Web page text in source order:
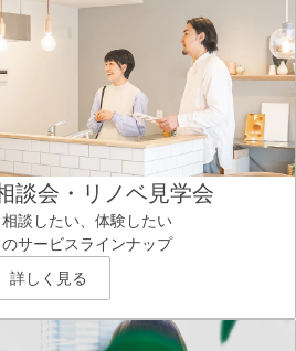
談会・リノベ見学会
談したい、体験したい
サービスラインナップ
詳しく見る